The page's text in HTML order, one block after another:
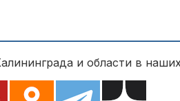
и области в